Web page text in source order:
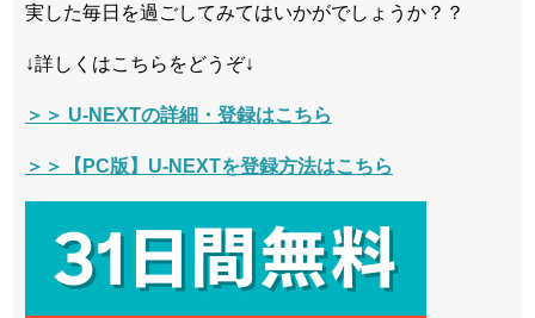
実した毎日を過ごしてみてはいかがでしょうか？？
↓詳しくはこちらをどうぞ↓
＞＞ U-NEXTの詳細・登録はこちら
＞＞【PC版】U-NEXTを登録方法はこちら